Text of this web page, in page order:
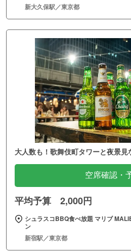
新大久保駅／東京都
大人数も！歌舞伎町タワーと夜景
空席確認・
平均予算 2,000円
シュラスコBBQ食べ放題 マリブ
ン
新宿駅／東京都